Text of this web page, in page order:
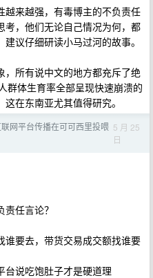
越来越强，有毒博主的不负责任
考，他们无论自己情况为何，都
议仔细研读小马过河的故事。
，所有说中文的地方都充斥了绝
群体生育率全部呈现快速崩溃的
在东南亚尤其值得研究。
网平台传播在可可西里投喂 5 月 25
日
任言论？
谁要去，带货交易成交额找谁要
台说吃饱肚子才是硬道理